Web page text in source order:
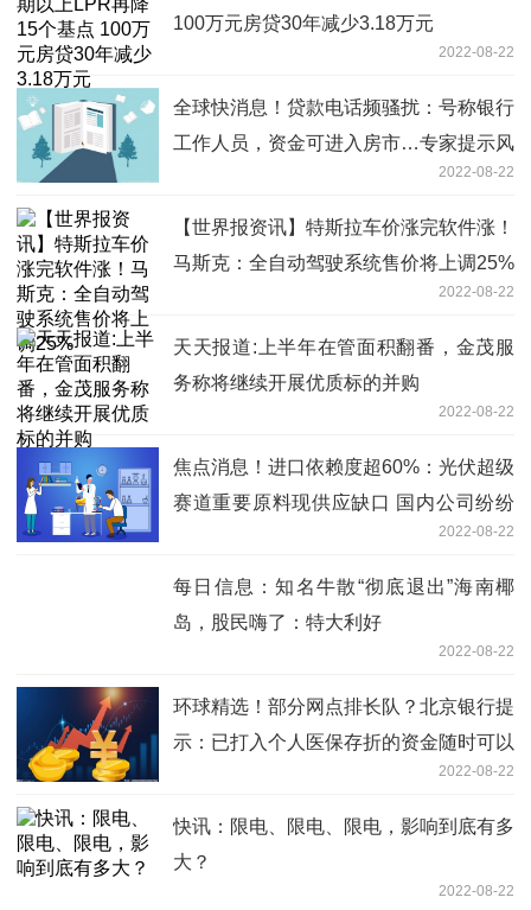
100万元房贷30年减少3.18万元
2022-08-22
全球快消息！贷款电话频骚扰：号称银行
工作人员，资金可进入房市…专家提示风
2022-08-22
【世界报资讯】特斯拉车价涨完软件涨！
马斯克：全自动驾驶系统售价将上调25%
2022-08-22
天天报道:上半年在管面积翻番，金茂服
务称将继续开展优质标的并购
2022-08-22
焦点消息！进口依赖度超60%：光伏超级
赛道重要原料现供应缺口 国内公司纷纷
2022-08-22
每日信息：知名牛散“彻底退出”海南椰
岛，股民嗨了：特大利好
2022-08-22
环球精选！部分网点排长队？北京银行提
示：已打入个人医保存折的资金随时可以
2022-08-22
快讯：限电、限电、限电，影响到底有多
大？
2022-08-22